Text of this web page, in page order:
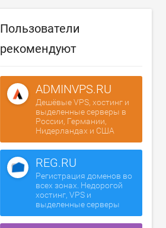
Пользователи
рекомендуют
ADMINVPS.RU
Дешёвые VPS, хостинг и
выделенные серверы в
России, Германии,
Нидерландах и США
REG.RU
Регистрация доменов во
всех зонах. Недорогой
хостинг, VPS и
выделенные серверы